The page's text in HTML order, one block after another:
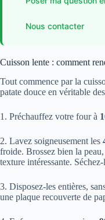
Nous contacter
Cuisson lente : comment
Tout commence par la
patate douce en véritable
1. Préchauffez votre four à
2. Lavez soigneusement les
froide. Brossez bien la
texture intéressante.
3. Disposez-les entières,
une plaque recouverte de